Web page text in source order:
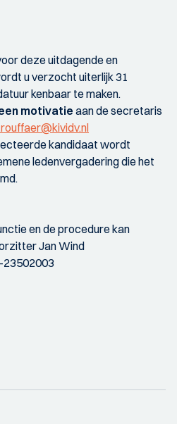
deze uitdagende en
u verzocht uiterlijk 31
kenbaar te maken.
motivatie aan de secretaris
kandidaat wordt
ledenvergadering die het
en de procedure kan
Jan Wind
23502003